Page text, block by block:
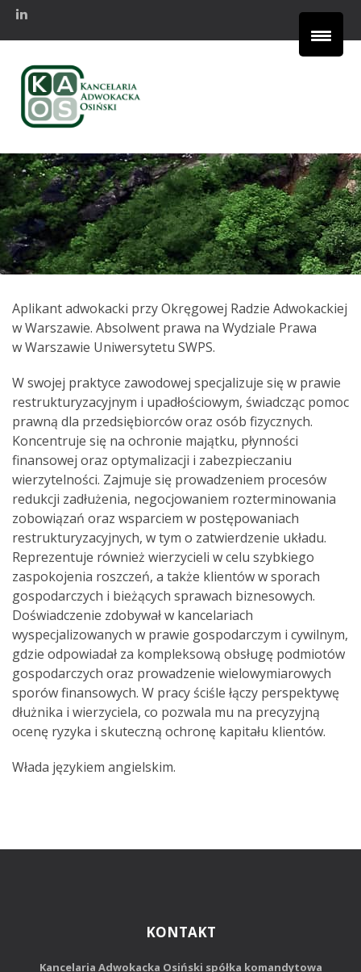
Aplikant adwokacki przy Okręgowej Radzie Adwokackiej
w Warszawie. Absolwent prawa na Wydziale Prawa
w Warszawie Uniwersytetu SWPS.
W swojej praktyce zawodowej specjalizuje się w prawie
restrukturyzacyjnym i upadłościowym, świadcząc pomoc
prawną dla przedsiębiorców oraz osób fizycznych.
Koncentruje się na ochronie majątku, płynności
finansowej oraz optymalizacji i zabezpieczaniu
wierzytelności. Zajmuje się prowadzeniem procesów
redukcji zadłużenia, negocjowaniem rozterminowania
zobowiązań oraz wsparciem w postępowaniach
restrukturyzacyjnych, w tym o zatwierdzenie układu.
Reprezentuje również wierzycieli w celu szybkiego
zaspokojenia roszczeń, a także klientów w sporach
gospodarczych i bieżących sprawach biznesowych.
Doświadczenie zdobywał w kancelariach
wyspecjalizowanych w prawie gospodarczym i cywilnym,
gdzie odpowiadał za kompleksową obsługę podmiotów
gospodarczych oraz prowadzenie wielowymiarowych
sporów finansowych. W pracy ściśle łączy perspektywę
dłużnika i wierzyciela, co pozwala mu na precyzyjną
ocenę ryzyka i skuteczną ochronę kapitału klientów.
Włada językiem angielskim.
KONTAKT
Kancelaria Adwokacka Osiński spółka komandytowa